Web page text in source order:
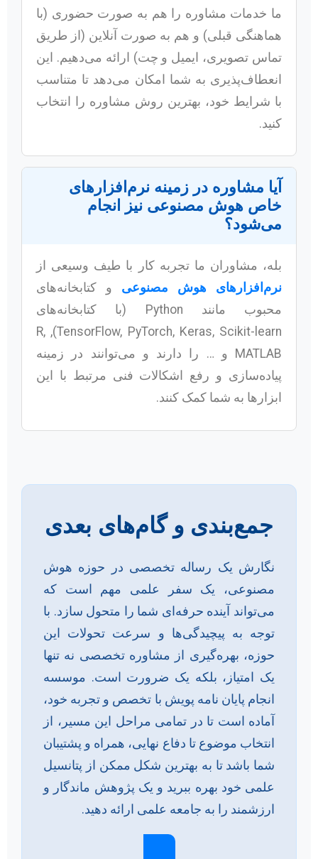
ما خدمات مشاوره را هم به صورت حضوری (با
هماهنگی قبلی) و هم به صورت آنلاین (از طریق
تماس تصویری، ایمیل و چت) ارائه می‌دهیم. این
انعطاف‌پذیری به شما امکان می‌دهد تا متناسب
با شرایط خود، بهترین روش مشاوره را انتخاب
کنید.
آیا مشاوره در زمینه نرم‌افزارهای
خاص هوش مصنوعی نیز انجام
می‌شود؟
بله، مشاوران ما تجربه کار با طیف وسیعی از
نرم‌افزارهای هوش مصنوعی و کتابخانه‌های
محبوب مانند Python (با کتابخانه‌های
TensorFlow, PyTorch, Keras, Scikit-learn), R,
MATLAB و … را دارند و می‌توانند در زمینه
پیاده‌سازی و رفع اشکالات فنی مرتبط با این
ابزارها به شما کمک کنند.
جمع‌بندی و گام‌های بعدی
نگارش یک رساله تخصصی در حوزه هوش
مصنوعی، یک سفر علمی مهم است که
می‌تواند آینده حرفه‌ای شما را متحول سازد. با
توجه به پیچیدگی‌ها و سرعت تحولات این
حوزه، بهره‌گیری از مشاوره تخصصی نه تنها
یک امتیاز، بلکه یک ضرورت است. موسسه
انجام پایان نامه پویش با تخصص و تجربه خود،
آماده است تا در تمامی مراحل این مسیر، از
انتخاب موضوع تا دفاع نهایی، همراه و پشتیبان
شما باشد تا به بهترین شکل ممکن از پتانسیل
علمی خود بهره ببرید و یک پژوهش ماندگار و
ارزشمند را به جامعه علمی ارائه دهید.